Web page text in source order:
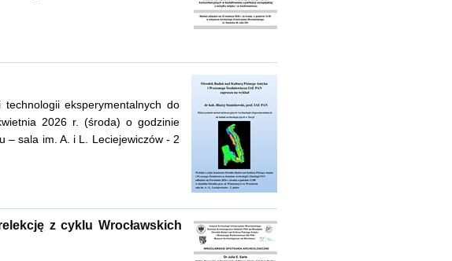
technologii eksperymentalnych do
2026 r. (środa) o godzinie
– sala im. A. i L. Leciejewiczów - 2
z cyklu Wrocławskich